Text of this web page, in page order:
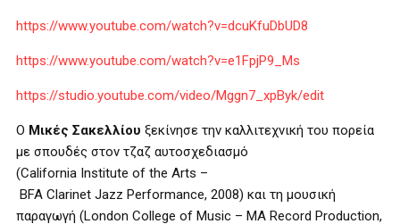
https://www.youtube.com/watch?v=dcuKfuDbUD8
https://www.youtube.com/watch?v=e1FpjP9_Ms
https://studio.youtube.com/video/Mggn7_xpByk/edit
Ο Μικές Σακελλίου ξεκίνησε την καλλιτεχνική του πορεία
με σπουδές στον τζαζ αυτοσχεδιασμό
(California Institute of the Arts –
BFA Clarinet Jazz Performance, 2008) και τη μουσική
παραγωγή (London College of Music – MA Record Production,